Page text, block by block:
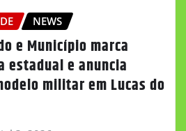
NEWS
e Município marca
estadual e anuncia
militar em Lucas do